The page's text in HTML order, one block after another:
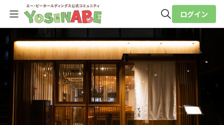
全体検索
ログイン